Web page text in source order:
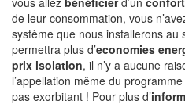
de leur consommation, vous
système que nous installerons au
permettra plus d’economies
prix isolation, il n’y a aucune
l’appellation même du
pas exorbitant ! Pour plus d’